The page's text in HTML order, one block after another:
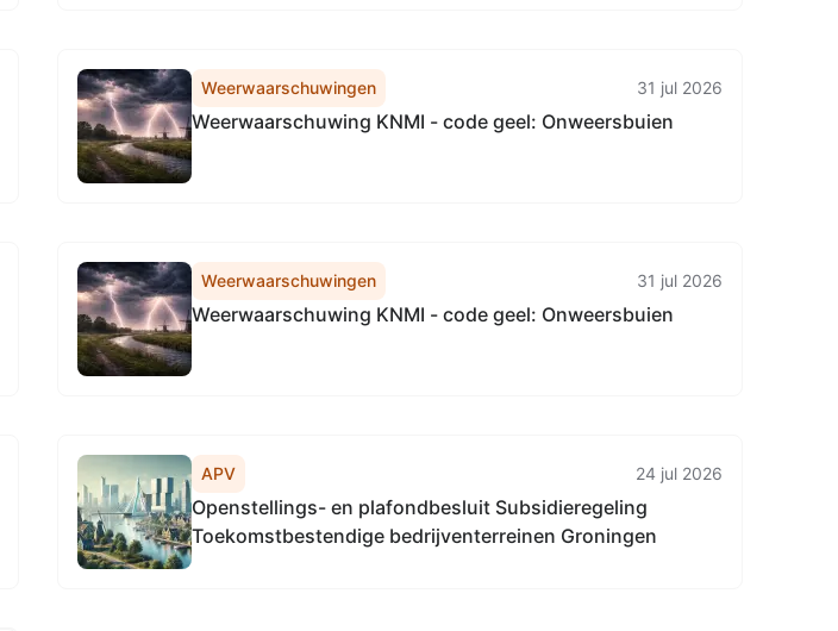
Weerwaarschuwingen 31 jul 2026
Weerwaarschuwing KNMI - code geel: Onweersbuien
Weerwaarschuwingen 31 jul 2026
Weerwaarschuwing KNMI - code geel: Onweersbuien
APV 24 jul 2026
Openstellings- en plafondbesluit Subsidieregeling
Toekomstbestendige bedrijventerreinen Groningen